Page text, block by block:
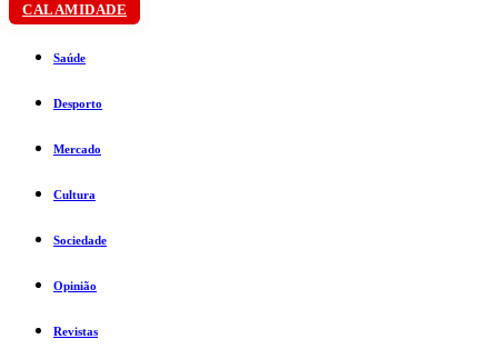
CALAMIDADE
Saúde
Desporto
Mercado
Cultura
Sociedade
Opinião
Revistas